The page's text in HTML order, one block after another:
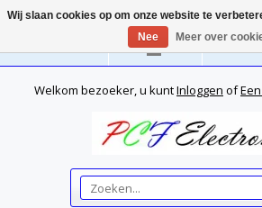
Nederlands
Welkom bezoeker, u kuntInloggen of
Wij slaan cookies op om onze website te
Nee
Meer over